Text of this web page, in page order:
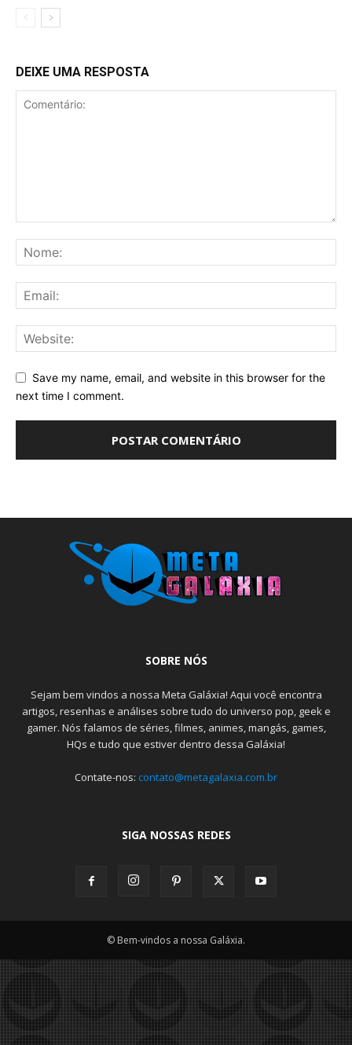
DEIXE UMA RESPOSTA
Save my name, email, and website in this browser for the
next time I comment.
SOBRE NÓS
Sejam bem vindos a nossa Meta Galáxia! Aqui você encontra
artigos, resenhas e análises sobre tudo do universo pop, geek e
gamer. Nós falamos de séries, filmes, animes, mangás, games,
HQs e tudo que estiver dentro dessa Galáxia!
Contate-nos: contato@metagalaxia.com.br
SIGA NOSSAS REDES
© Bem-vindos a nossa Galáxia.